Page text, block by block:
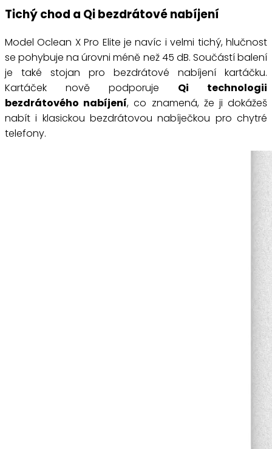
Tichý chod a Qi bezdrátové nabíjení
Model Oclean X Pro Elite je navíc i velmi tichý, hlučnost
se pohybuje na úrovni méně než 45 dB. Součástí balení
je také stojan pro bezdrátové nabíjení kartáčku.
Kartáček nově podporuje Qi technologii
bezdrátového nabíjení, co znamená, že ji dokážeš
nabít i klasickou bezdrátovou nabíječkou pro chytré
telefony.